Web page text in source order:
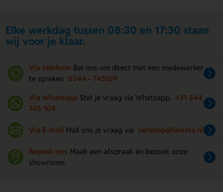
Elke werkdag tussen 08:30 en 17:30 staan
wij voor je klaar.
Via telefoon Bel ons om direct met een medewerker
te spreken 0344 - 745109
Via Whatsapp Stel je vraag via Whatsapp. +31 344
745 109
Via E-mail Mail ons je vraag via verkoop@lavista.nl
Bezoek ons Maak een afspraak en bezoek onze
showroom.